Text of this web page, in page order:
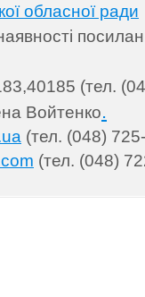
обласної ради
(тел.
Войтенко.
(тел. (048)
(тел. (048)